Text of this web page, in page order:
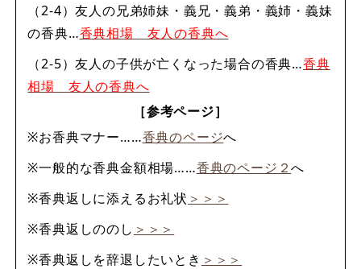
（2-4）友人の兄弟姉妹・義兄・義弟・義姉・義妹
の香典…香典相場 友人の香典へ
（2-5）友人の子供が亡くなった場合の香典…香典
相場 友人の香典へ
［参考ページ］
※お香典マナー……香典のページへ
※一般的な香典金額相場……香典のページ２へ
※香典返しに添えるお礼状 ＞＞＞
※香典返しののし ＞＞＞
※香典返しを辞退したいとき ＞＞＞